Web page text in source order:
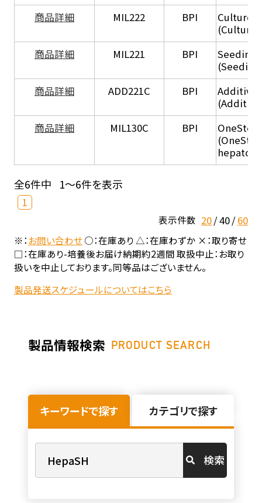
商品詳細
MIL222 BPI
Culture
(Culture
商品詳細
MIL221 BPI
Seeding
商品詳細
ADD221C BPI
商品詳細
MIL130C BPI
全6件中 1～6件を表示
1
表示件数 20 40 60
※：お問い合わせ○：在庫あり △：在庫わずか ×：取り寄せ
□：在庫あり-培養後お届け納期約2週間 取扱中止：お取り
扱いを中止しております。同等品はございません。
製品発送スケジュールについてはこちら
製品情報検索 PRODUCT SEARCH
キーワードで探す カテゴリで探す
検索